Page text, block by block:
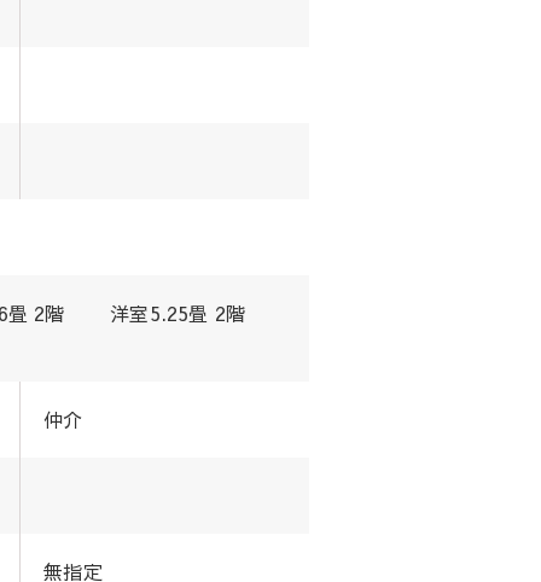
2階 洋室5.25畳 2階
仲介
無指定